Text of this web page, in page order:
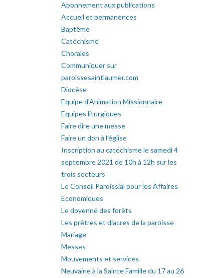
Abonnement aux publications
Accueil et permanences
Baptême
Catéchisme
Chorales
Communiquer sur
paroissesaintlaumer.com
Diocèse
Equipe d’Animation Missionnaire
Equipes liturgiques
Faire dire une messe
Faire un don à l’église
Inscription au catéchisme le samedi 4
septembre 2021 de 10h à 12h sur les
trois secteurs
Le Conseil Paroissial pour les Affaires
Economiques
Le doyenné des forêts
Les prêtres et diacres de la paroisse
Mariage
Messes
Mouvements et services
Neuvaine à la Sainte Famille du 17 au 26